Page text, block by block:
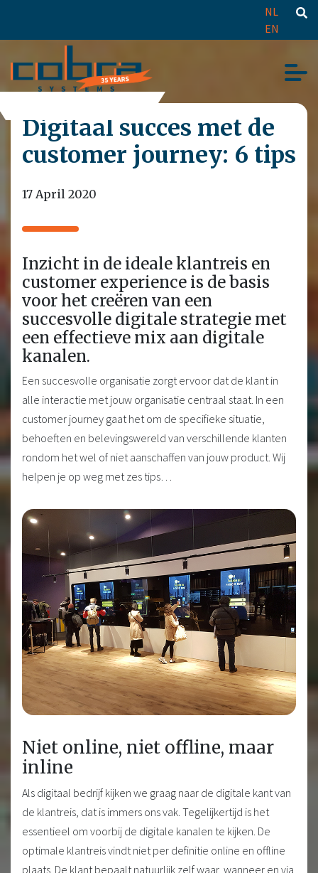
NL
EN
Digitaal succes met de
customer journey: 6 tips
17 April 2020
Inzicht in de ideale klantreis en
customer experience is de basis
voor het creëren van een
succesvolle digitale strategie met
een effectieve mix aan digitale
kanalen.
Een succesvolle organisatie zorgt ervoor dat de klant in
alle interactie met jouw organisatie centraal staat. In een
customer journey gaat het om de specifieke situatie,
behoeften en belevingswereld van verschillende klanten
rondom het wel of niet aanschaffen van jouw product. Wij
helpen je op weg met zes tips…
Niet online, niet offline, maar
inline
Als digitaal bedrijf kijken we graag naar de digitale kant van
de klantreis, dat is immers ons vak. Tegelijkertijd is het
essentieel om voorbij de digitale kanalen te kijken. De
optimale klantreis vindt niet per definitie online en offline
plaats. De klant bepaalt natuurlijk zelf waar, wanneer en via